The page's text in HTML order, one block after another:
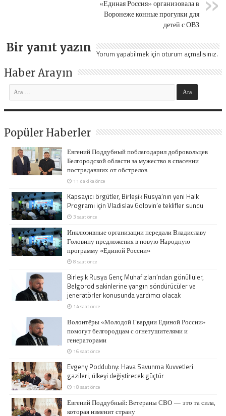
«Единая Россия» организовала в
Воронеже конные прогулки для
детей с ОВЗ
Bir yanıt yazın Yorum yapabilmek için oturum açmalısınız.
Haber Arayın
Popüler Haberler
Евгений Поддубный поблагодарил добровольцев
Белгородской области за мужество в спасении
пострадавших от обстрелов
11 dakika önce
Kapsayıcı örgütler, Birleşik Rusya’nın yeni Halk
Programı için Vladislav Golovin’e teklifler sundu
3 saat önce
Инклюзивные организации передали Владиславу
Головину предложения в новую Народную
программу «Единой России»
8 saat önce
Birleşik Rusya Genç Muhafızları’ndan gönüllüler,
Belgorod sakinlerine yangın söndürücüler ve
jeneratörler konusunda yardımcı olacak
14 saat önce
Волонтёры «Молодой Гвардии Единой России»
помогут белгородцам с огнетушителями и
генераторами
16 saat önce
Evgeny Poddubny: Hava Savunma Kuvvetleri
gazileri, ülkeyi değiştirecek güçtür
18 saat önce
Евгений Поддубный: Ветераны СВО — это та сила,
которая изменит страну